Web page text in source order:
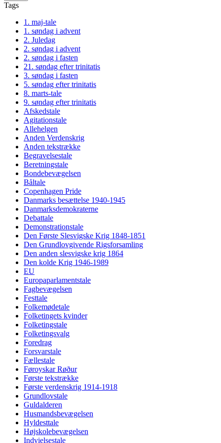
Tags
1. maj-tale
1. søndag i advent
2. Juledag
2. søndag i advent
2. søndag i fasten
21. søndag efter trinitatis
3. søndag i fasten
5. søndag efter trinitatis
8. marts-tale
9. søndag efter trinitatis
Afskedstale
Agitationstale
Allehelgen
Anden Verdenskrig
Anden tekstrække
Begravelsestale
Beretningstale
Bondebevægelsen
Båltale
Copenhagen Pride
Danmarks besættelse 1940-1945
Danmarksdemokraterne
Debattale
Demonstrationstale
Den Første Slesvigske Krig 1848-1851
Den Grundlovgivende Rigsforsamling
Den anden slesvigske krig 1864
Den kolde Krig 1946-1989
EU
Europaparlamentstale
Fagbevægelsen
Festtale
Folkemødetale
Folketingets kvinder
Folketingstale
Folketingsvalg
Foredrag
Forsvarstale
Fællestale
Føroyskar Røður
Første tekstrække
Første verdenskrig 1914-1918
Grundlovstale
Guldalderen
Husmandsbevægelsen
Hyldesttale
Højskolebevægelsen
Indvielsestale